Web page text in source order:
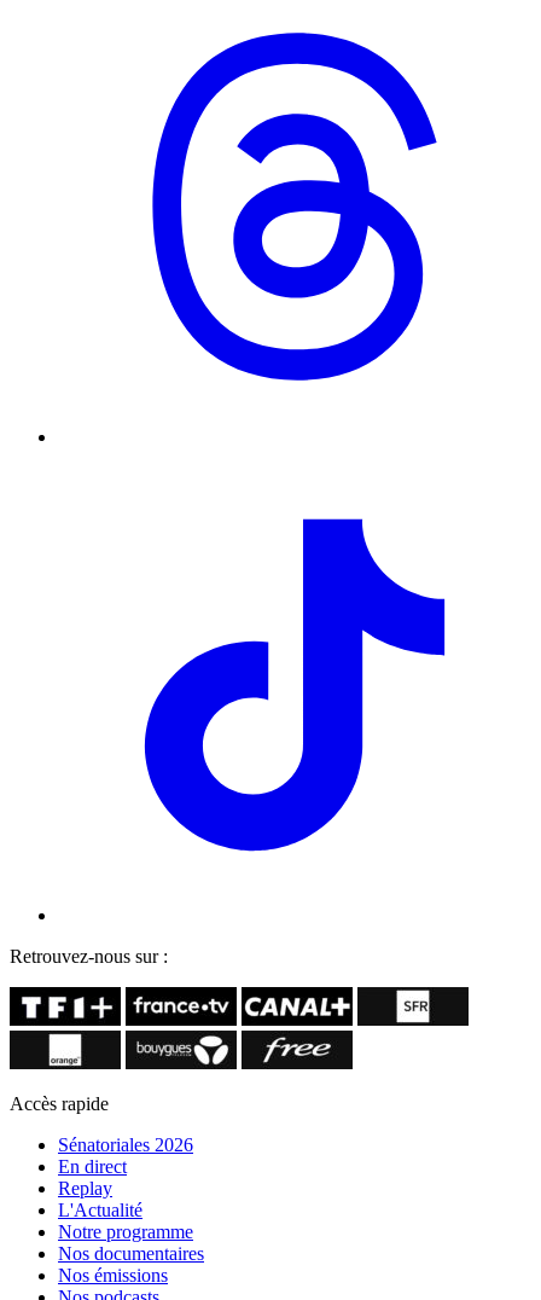
Retrouvez-nous sur :
Accès rapide
Sénatoriales 2026
En direct
Replay
L'Actualité
Notre programme
Nos documentaires
Nos émissions